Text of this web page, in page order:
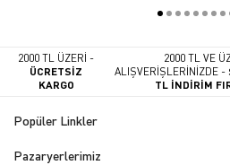
2000 TL ÜZERİ -
ÜCRETSİZ
KARGO
2000 TL VE
ALIŞVERİŞLERİNİZDE -
TL İNDİRİM
Popüler Linkler
Pazaryerlerimiz